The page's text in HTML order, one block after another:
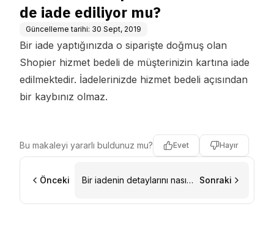
de iade ediliyor mu?
Güncelleme tarihi: 30 Sept, 2019
Bir iade yaptığınızda o siparişte doğmuş olan
Shopier hizmet bedeli de müşterinizin kartına iade
edilmektedir. İadelerinizde hizmet bedeli açısından
bir kaybınız olmaz.
Bu makaleyi yararlı buldunuz mu? Evet Hayır
Önceki
Bir iadenin detaylarını nasıl
Sonraki